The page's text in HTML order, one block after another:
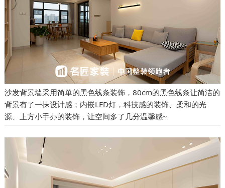
沙发背景墙采用简单的黑色线条装饰，80cm的黑色线条让简洁的
背景有了一抹设计感；内嵌LED灯，科技感的装饰、柔和的光
源、上方小手办的装饰，让空间多了几分温馨感~